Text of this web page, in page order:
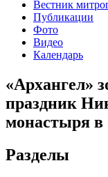
Вестник
Публикации
Фото
Видео
Календарь
«Архангел»
праздник
монастыря в
Разделы